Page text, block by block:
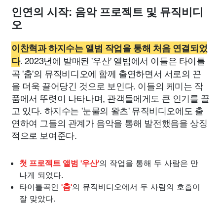
인연의 시작: 음악 프로젝트 및 뮤직비디
오
이찬혁과 하지수는 앨범 작업을 통해 처음 연결되었
다. 2023년에 발매된 '우산' 앨범에서 이들은 타이틀
곡 '춤'의 뮤직비디오에 함께 출연하면서 서로의 끈
을 더욱 끌어당긴 것으로 보인다. 이들의 케미는 작
품에서 뚜렷이 나타나며, 관객들에게도 큰 인기를 끌
고 있다. 하지수는 '눈물의 왈츠' 뮤직비디오에도 출
연하여 그들의 관계가 음악을 통해 발전했음을 상징
적으로 보여준다.
첫 프로젝트 앨범 '우산'의 작업을 통해 두 사람은 만
나게 되었다.
타이틀곡인 '춤'의 뮤직비디오에서 두 사람의 호흡이
잘 맞았다.